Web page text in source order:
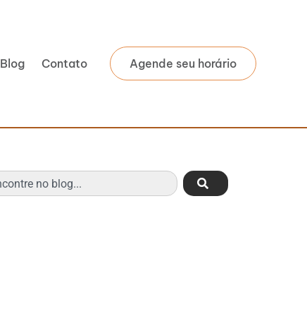
Blog Contato Agende seu horário